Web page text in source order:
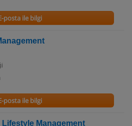
posta ile bilgi
posta ile bilgi
Management